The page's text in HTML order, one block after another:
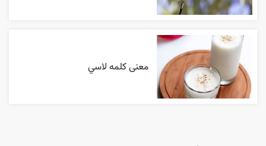
معنی کلمه لاسي